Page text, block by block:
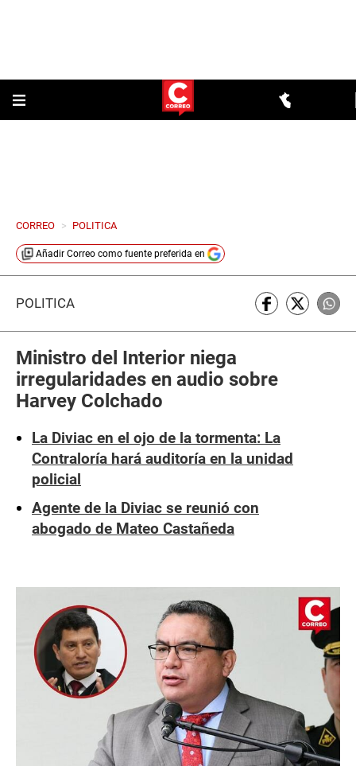
CORREO > POLITICA
Añadir Correo como fuente preferida en
POLÍTICA
Ministro del Interior niega
irregularidades en audio sobre
Harvey Colchado
La Diviac en el ojo de la tormenta: La
Contraloría hará auditoría en la unidad
policial
Agente de la Diviac se reunió con
abogado de Mateo Castañeda